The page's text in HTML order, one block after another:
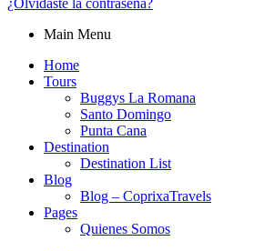
¿Olvidaste la contraseña?
Main Menu
Home
Tours
Buggys La Romana
Santo Domingo
Punta Cana
Destination
Destination List
Blog
Blog – CoprixaTravels
Pages
Quienes Somos